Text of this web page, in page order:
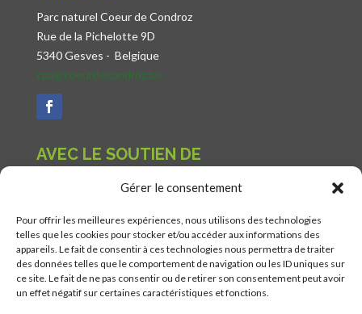
Gérer le consentement
Pour offrir les meilleures expériences, nous utilisons des technologies
telles que les cookies pour stocker et/ou accéder aux informations des
appareils. Le fait de consentir à ces technologies nous permettra de traiter
des données telles que le comportement de navigation ou les ID uniques sur
ce site. Le fait de ne pas consentir ou de retirer son consentement peut avoir
un effet négatif sur certaines caractéristiques et fonctions.
Parc naturel Coeur de Condroz
Rue de la Pichelotte 9D
5340 Gesves - Belgique
cpa@coeurdecondroz.be
AVEC LE SOUTIEN DE